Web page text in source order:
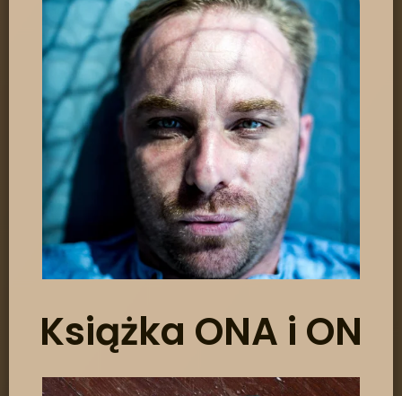
Książka ONA i ON